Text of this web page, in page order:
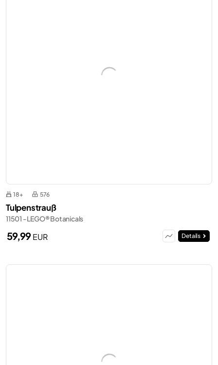
18+ 576
Tulpenstrauß
11501 - LEGO® Botanicals
59,99EUR Details